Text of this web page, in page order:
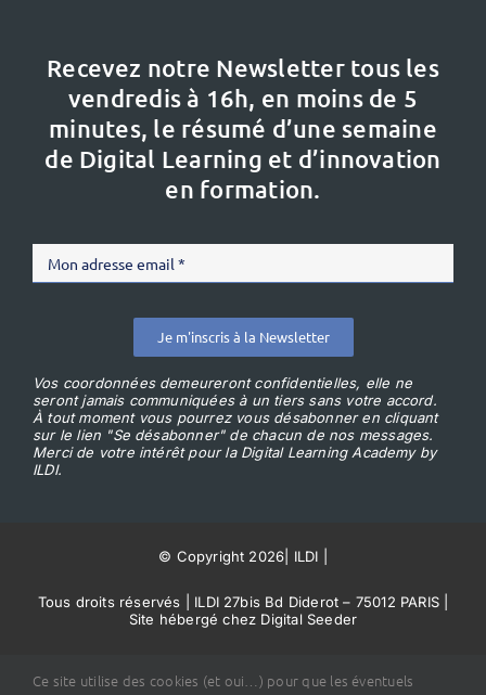
Recevez notre Newsletter tous les
vendredis à 16h, en moins de 5
minutes, le résumé d’une semaine
de Digital Learning et d’innovation
en formation.
Je m'inscris à la Newsletter
Vos coordonnées demeureront confidentielles, elle ne
seront jamais communiquées à un tiers sans votre accord.
À tout moment vous pourrez vous désabonner en cliquant
sur le lien "Se désabonner" de chacun de nos messages.
Merci de votre intérêt pour la Digital Learning Academy by
ILDI.
© Copyright 2026 ILDI
Tous droits réservés | ILDI 27bis Bd Diderot – 75012 PARIS |
Site hébergé chez Digital Seeder
Ce site utilise des cookies (et oui…) pour que les éventuels